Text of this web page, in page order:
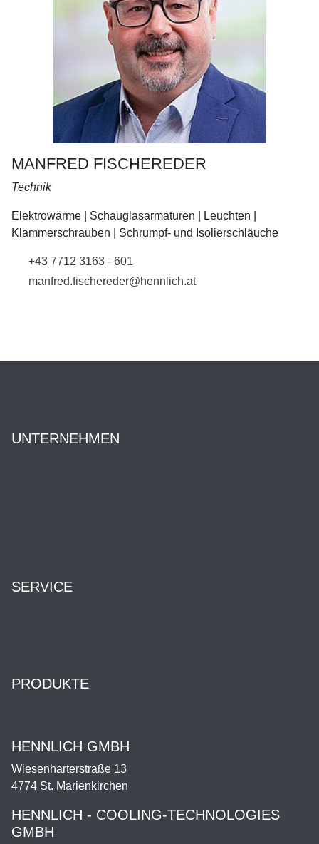
MANFRED FISCHEREDER
Technik
Elektrowärme | Schauglasarmaturen | Leuchten |
Klammerschrauben | Schrumpf- und Isolierschläuche
+43 7712 3163 - 601
manfred.fischereder@hennlich.at
UNTERNEHMEN
SERVICE
PRODUKTE
HENNLICH GMBH
Wiesenharterstraße 13
4774 St. Marienkirchen
HENNLICH - COOLING-TECHNOLOGIES
GMBH